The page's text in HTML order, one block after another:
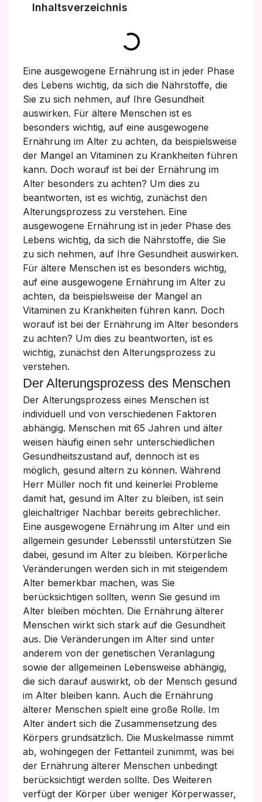
Inhaltsverzeichnis
Eine ausgewogene Ernährung ist in jeder Phase
des Lebens wichtig, da sich die Nährstoffe, die
Sie zu sich nehmen, auf Ihre Gesundheit
auswirken. Für ältere Menschen ist es
besonders wichtig, auf eine ausgewogene
Ernährung im Alter zu achten, da beispielsweise
der Mangel an Vitaminen zu Krankheiten führen
kann. Doch worauf ist bei der Ernährung im
Alter besonders zu achten? Um dies zu
beantworten, ist es wichtig, zunächst den
Alterungsprozess zu verstehen. Eine
ausgewogene Ernährung ist in jeder Phase des
Lebens wichtig, da sich die Nährstoffe, die Sie
zu sich nehmen, auf Ihre Gesundheit auswirken.
Für ältere Menschen ist es besonders wichtig,
auf eine ausgewogene Ernährung im Alter zu
achten, da beispielsweise der Mangel an
Vitaminen zu Krankheiten führen kann. Doch
worauf ist bei der Ernährung im Alter besonders
zu achten? Um dies zu beantworten, ist es
wichtig, zunächst den Alterungsprozess zu
verstehen.
Der Alterungsprozess des Menschen
Der Alterungsprozess eines Menschen ist
individuell und von verschiedenen Faktoren
abhängig. Menschen mit 65 Jahren und älter
weisen häufig einen sehr unterschiedlichen
Gesundheitszustand auf, dennoch ist es
möglich, gesund altern zu können. Während
Herr Müller noch fit und keinerlei Probleme
damit hat, gesund im Alter zu bleiben, ist sein
gleichaltriger Nachbar bereits gebrechlicher.
Eine ausgewogene Ernährung im Alter und ein
allgemein gesunder Lebensstil unterstützen Sie
dabei, gesund im Alter zu bleiben. Körperliche
Veränderungen werden sich in mit steigendem
Alter bemerkbar machen, was Sie
berücksichtigen sollten, wenn Sie gesund im
Alter bleiben möchten. Die Ernährung älterer
Menschen wirkt sich stark auf die Gesundheit
aus. Die Veränderungen im Alter sind unter
anderem von der genetischen Veranlagung
sowie der allgemeinen Lebensweise abhängig,
die sich darauf auswirkt, ob der Mensch gesund
im Alter bleiben kann. Auch die Ernährung
älterer Menschen spielt eine große Rolle. Im
Alter ändert sich die Zusammensetzung des
Körpers grundsätzlich. Die Muskelmasse nimmt
ab, wohingegen der Fettanteil zunimmt, was bei
der Ernährung älterer Menschen unbedingt
berücksichtigt werden sollte. Des Weiteren
verfügt der Körper über weniger Körperwasser,